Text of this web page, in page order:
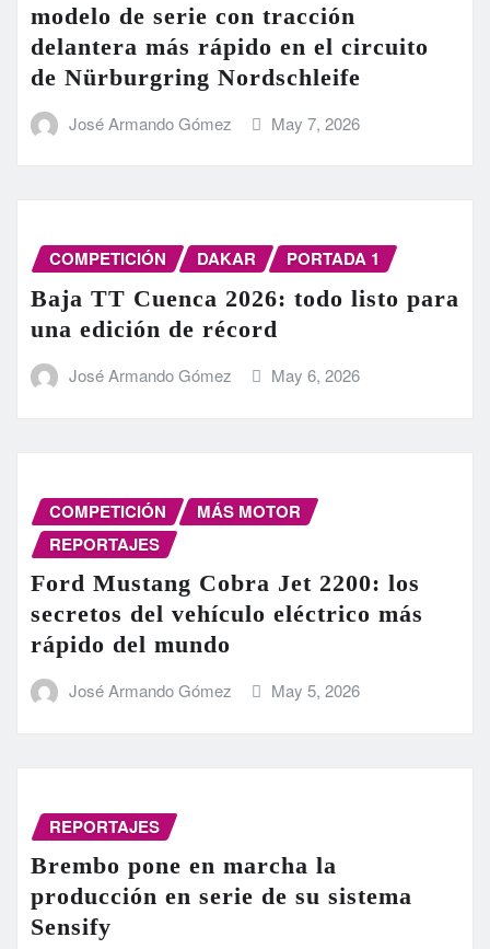
modelo de serie con tracción
delantera más rápido en el circuito
de Nürburgring Nordschleife
José Armando Gómez May 7, 2026
COMPETICIÓN DAKAR PORTADA 1
Baja TT Cuenca 2026: todo listo para
una edición de récord
José Armando Gómez May 6, 2026
COMPETICIÓN
MÁS MOTOR
REPORTAJES
Ford Mustang Cobra Jet 2200: los
secretos del vehículo eléctrico más
rápido del mundo
José Armando Gómez May 5, 2026
REPORTAJES
Brembo pone en marcha la
producción en serie de su sistema
Sensify